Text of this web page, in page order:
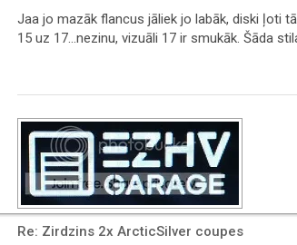
Jaa jo mazāk flancus jāliek jo labāk, diski ļoti
15 uz 17...nezinu, vizuāli 17 ir smukāk. Šāda
Re: Zirdzins 2x ArcticSilver coupes